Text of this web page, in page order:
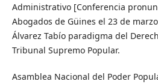
Administrativo [Conferencia
Abogados de Güines el 23 de
Álvarez Tabío paradigma del
Tribunal Supremo Popular.
Asamblea Nacional del Poder